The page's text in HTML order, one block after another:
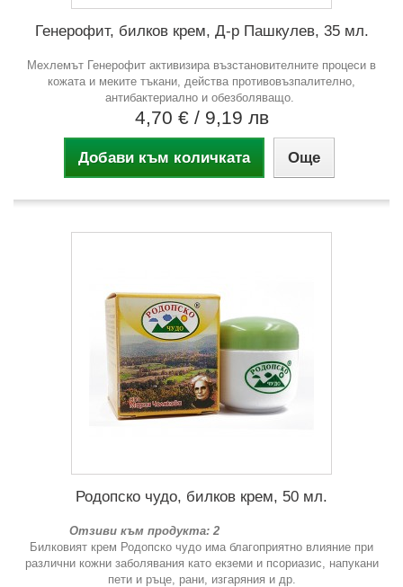
Генерофит, билков крем, Д-р Пашкулев, 35 мл.
Мехлемът Генерофит активизира възстановителните процеси в
кожата и меките тъкани, действа противовъзпалително,
антибактериално и обезболяващо.
4,70 € / 9,19 лв
Добави към количката Още
Родопско чудо, билков крем, 50 мл.
Отзиви към продукта: 2
Билковият крем Родопско чудо има благоприятно влияние при
различни кожни заболявания като екземи и псориазис, напукани
пети и ръце, рани, изгаряния и др.